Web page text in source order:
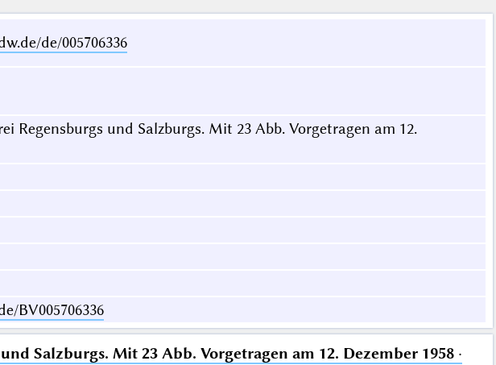
de/005706336
Regensburgs und Salzburgs. Mit 23 Abb. Vorgetragen am 12.
BV005706336
Salzburgs. Mit 23 Abb. Vorgetragen am 12. Dezember 1958·